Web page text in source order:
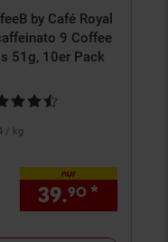
Preis: 12,49€
by Café Royal
9 Coffee
51g, 10er Pack
4,54 von 5
/ kg
nur
39.90 *